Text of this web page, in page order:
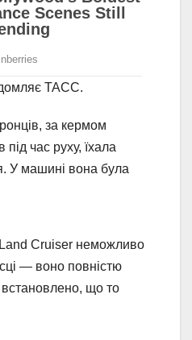
ТАСС.
за кермом
час руху, їхала
У машині вона була
Land Cruiser неможливо
— воно повністю
що то